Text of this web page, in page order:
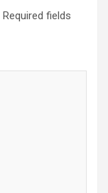
Required fields